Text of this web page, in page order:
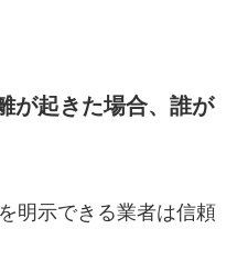
が起きた場合、誰が
明示できる業者は信頼